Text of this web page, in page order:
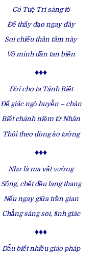
Có Tuệ Tri sáng tỏ
Để thấy đạo ngay đây
Soi chiếu thân tâm này
Vô minh dần tan biến
♦♦♦
Đời cho ta Tánh Biết
Để giác ngộ huyễn – chân
Biết chánh niệm từ Nhân
Thôi theo dòng ảo tưởng
♦♦♦
Như là ma vất vưởng
Sống, chết đều lang thang
Nếu ngay giữa trần gian
Chẳng sáng soi, tỉnh giác
♦♦♦
Dẫu biết nhiều giáo pháp